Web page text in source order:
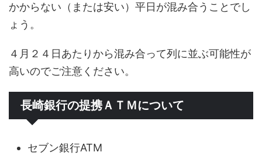
かからない（または安い）平日が混み合うことでし
ょう。
４月２４日あたりから混み合って列に並ぶ可能性が
高いのでご注意ください。
長崎銀行の提携ＡＴＭについて
セブン銀行ATM